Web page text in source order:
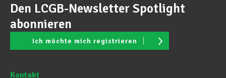
Den LCGB-Newsletter Spotlight
abonnieren
Ich möchte mich registrieren
Kontakt